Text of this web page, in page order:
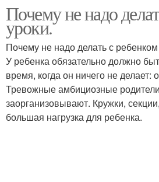
Почему не надо
уроки.
Почему не надо делать с ребенком
У ребенка обязательно должно
время, когда он ничего не делает:
Тревожные амбициозные
заорганизовывают. Кружки,
большая нагрузка для ребенка.